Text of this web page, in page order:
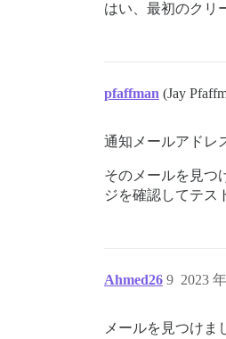
はい、最初のクリ
pfaffman (Jay
通知メールアドレ
そのメールを見つ
ジを確認してテス
Ahmed26 2023
9
メールを見つけま